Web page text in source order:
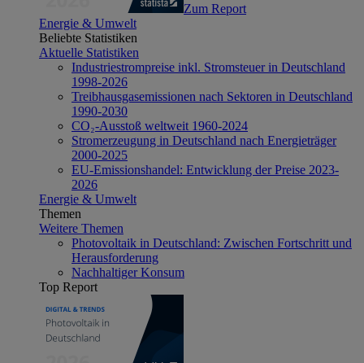
Zum Report
Energie & Umwelt
Beliebte Statistiken
Aktuelle Statistiken
Industriestrompreise inkl. Stromsteuer in Deutschland
1998-2026
Treibhausgasemissionen nach Sektoren in Deutschland
1990-2030
CO₂-Ausstoß weltweit 1960-2024
Stromerzeugung in Deutschland nach Energieträger
2000-2025
EU-Emissionshandel: Entwicklung der Preise 2023-
2026
Energie & Umwelt
Themen
Weitere Themen
Photovoltaik in Deutschland: Zwischen Fortschritt und
Herausforderung
Nachhaltiger Konsum
Top Report